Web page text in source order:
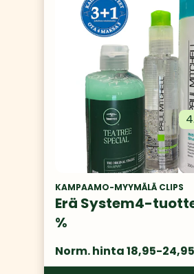
KAMPAAMO-MYYMÄLÄ CLIPS
Erä System4-
%
Norm. hinta 18,95-